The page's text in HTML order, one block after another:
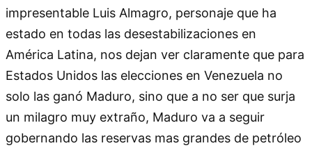
impresentable Luis Almagro, personaje que ha
estado en todas las desestabilizaciones en
América Latina, nos dejan ver claramente que para
Estados Unidos las elecciones en Venezuela no
solo las ganó Maduro, sino que a no ser que surja
un milagro muy extraño, Maduro va a seguir
gobernando las reservas mas grandes de petróleo